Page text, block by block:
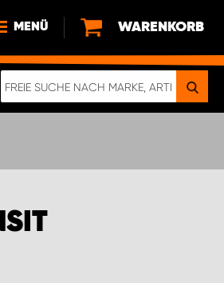
MENÜ
NEWS
AGB ÖSTERREICH
WARENKORB